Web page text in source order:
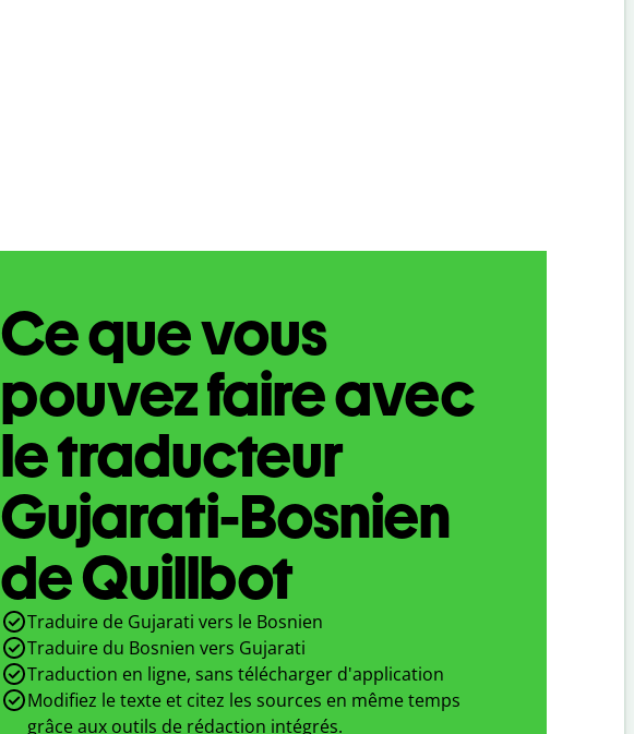
Ce que vous
pouvez faire avec
le traducteur
Gujarati-Bosnien
de Quillbot
Traduire de Gujarati vers le Bosnien
Traduire du Bosnien vers Gujarati
Traduction en ligne, sans télécharger d'application
Modifiez le texte et citez les sources en même temps
grâce aux outils de rédaction intégrés.